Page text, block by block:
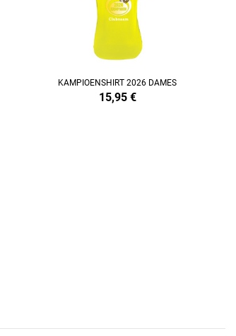
KAMPIOENSHIRT 2026 DAMES
15,95 €